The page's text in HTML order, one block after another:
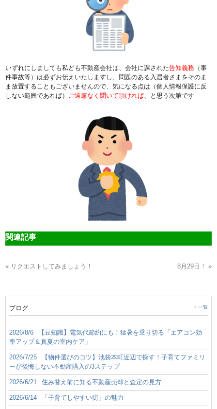
いずれにしましても私ども不動産会社は、会社に課された告知義務 （事
件事故等）は必ずお伝えいたしますし、問題のある入居者さまをそのま
ま放置することもございませんので、気になる点は（個人情報保護に反
しない範囲であれば）
ご遠慮なく聞いて頂ければ 、と思う次第です
関連記事
« リクエストしてみましょう！ 8月29日！ »
ブログ 一覧
2026/8/6
【豆知識】電気代節約にも！猛暑を乗り切る「エアコン効
率アップ＆真夏の室内ケア」
2026/7/25
【物件選びのコツ】池袋本町近辺で探す！子育てファミリ
ーが後悔しない不動産購入の3ステップ
2026/6/21 住み替え前に知る不動産売却と査定の見方
2026/6/14 「子育てしやすい街」の魅力